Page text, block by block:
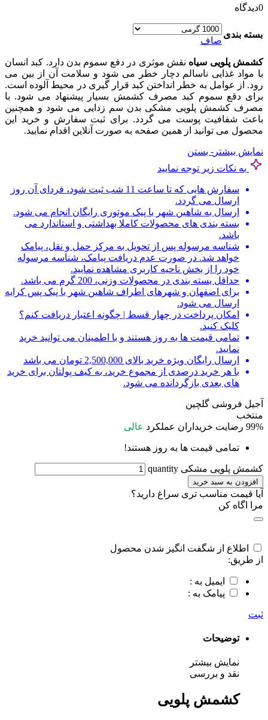
0دیدگاه
بسته بندی
صاف
کشمش پلویی سیاه نقش موثری در دفع سموم بدن دارد. کبد انسان
با مواد غذایی ناسالم دچار خطر می شود و سلامت آن از بین می
رود. از عوامل به خطر انداختن کبد قرار گیری در محیط آلوده است.
برای دقع سموم کبد مصرف کشمش بسیار پیشنهاد می شود. با
مصرف کشمش پلویی مشکی بدن سم زدایی می شود و همچنین
باعث شفافیت پوست می گردد. برای ثبت سفارش و خرید این
محصول می توانید از همین صفحه به صورت آنلاین اقدام نمایید.
نمایش بیشتر - بستن
به نکات زیر توجه نمایید
سفارش هایی که تا ساعت 11 شب ثبت شود، فردای آن روز
ارسال می گردد.
ارسال به شاهین شهر با پیک موتوری رایگان انجام می شود.
بسته بندی های محصولات کاملا بهداشتی و استاندارد می
باشد.
شناسه مرسوله پس از تحویل به مرکز حمل و نقل، پیامک
خواهد شد. در صورت عدم دریافت پیامک، شناسه مرسوله
خود را از بخش ناحیه کاربری مشاهده نمایید.
حداقل بسته بندی در محصولات وزنی، 200 گرم می باشد.
برای اصفهان و شهرهای اطراف شاهین شهر با پیک پس کرایه
ارسال می شود.
امکان پرداخت در چهار قسط | چگونه اعتبار دریافت کنم؟
کلیک کنید.
تمامی قیمت ها به روز هستند و با اطمینان می توانید خرید
نمایید.
ارسال رایگان ویژه خرید بالای 2,500,000 تومان می باشد
با هر خرید درصدی از مجموع خرید، به کیف پولتان برای خرید
های بعدی بازگردانده می شود.
آجیل فروشی گلچین
منتخب
99% رضایت خریداران عملکرد عالی
تمامی قیمت ها به روز هستند!
کشمش پلویی مشکی quantity
افزودن به سبد خرید
آیا قیمت مناسب تری سراغ دارید؟
مرا اگاه کن
اطلاع از شگفت انگیز شدن محصول
از طریق:
ایمیل به :
پیامک به :
ثبت
توضیحات
نمایش بیشتر
نقد و بررسی
کشمش پلویی